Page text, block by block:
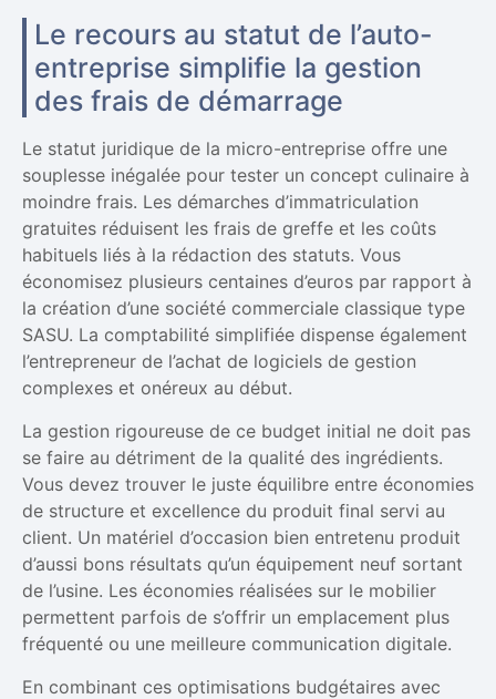
Le recours au statut de l’auto-
entreprise simplifie la gestion
des frais de démarrage
Le statut juridique de la micro-entreprise offre une
souplesse inégalée pour tester un concept culinaire à
moindre frais. Les démarches d’immatriculation
gratuites réduisent les frais de greffe et les coûts
habituels liés à la rédaction des statuts. Vous
économisez plusieurs centaines d’euros par rapport à
la création d’une société commerciale classique type
SASU. La comptabilité simplifiée dispense également
l’entrepreneur de l’achat de logiciels de gestion
complexes et onéreux au début.
La gestion rigoureuse de ce budget initial ne doit pas
se faire au détriment de la qualité des ingrédients.
Vous devez trouver le juste équilibre entre économies
de structure et excellence du produit final servi au
client. Un matériel d’occasion bien entretenu produit
d’aussi bons résultats qu’un équipement neuf sortant
de l’usine. Les économies réalisées sur le mobilier
permettent parfois de s’offrir un emplacement plus
fréquenté ou une meilleure communication digitale.
En combinant ces optimisations budgétaires avec